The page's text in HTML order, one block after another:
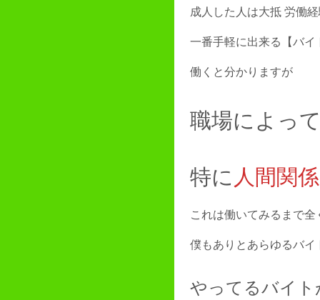
成人した人は大抵 労働
一番手軽に出来る【バイ
働くと分かりますが
職場によっ
特に 人間関係
これは働いてみるまで
僕もありとあらゆるバ
やってるバイ